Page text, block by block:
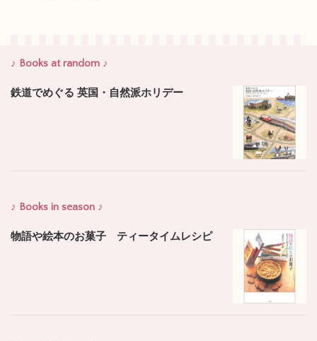
♪ Books at random ♪
鉄道でめぐる 英国・自然派ホリデー
♪ Books in season ♪
物語や絵本のお菓子 ティータイムレシピ